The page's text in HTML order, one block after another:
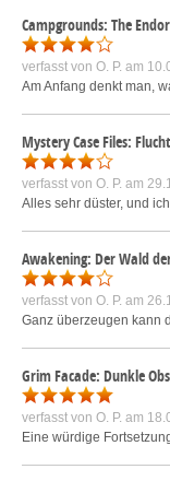
Campgrounds: The
verfasst von O. P. am
Am Anfang denkt man,
Mystery Case Files:
verfasst von O. P. am
Alles sehr düster, und
Awakening: Der Wald
verfasst von O. P. am
Ganz überzeugen kann
Grim Facade: Dunkle
verfasst von O. P. am
Eine würdige